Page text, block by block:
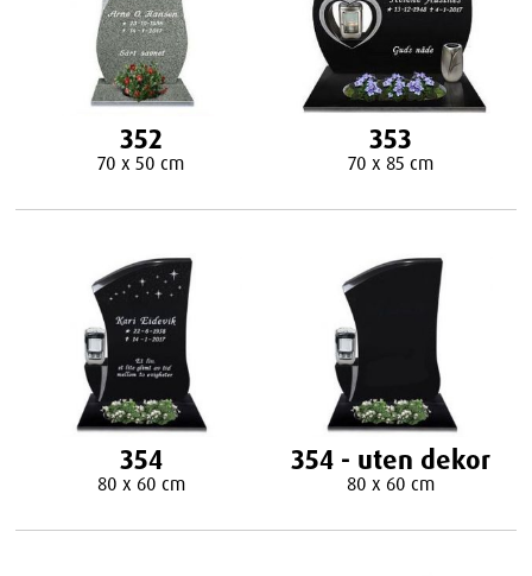
352
70 x 50 cm
353
70 x 85 cm
354
80 x 60 cm
354 - uten dekor
80 x 60 cm